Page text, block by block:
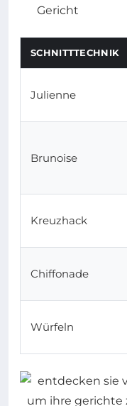
Gericht
SCHNITTTECHNIK
Julienne
Brunoise
Kreuzhack
Chiffonade
Würfeln